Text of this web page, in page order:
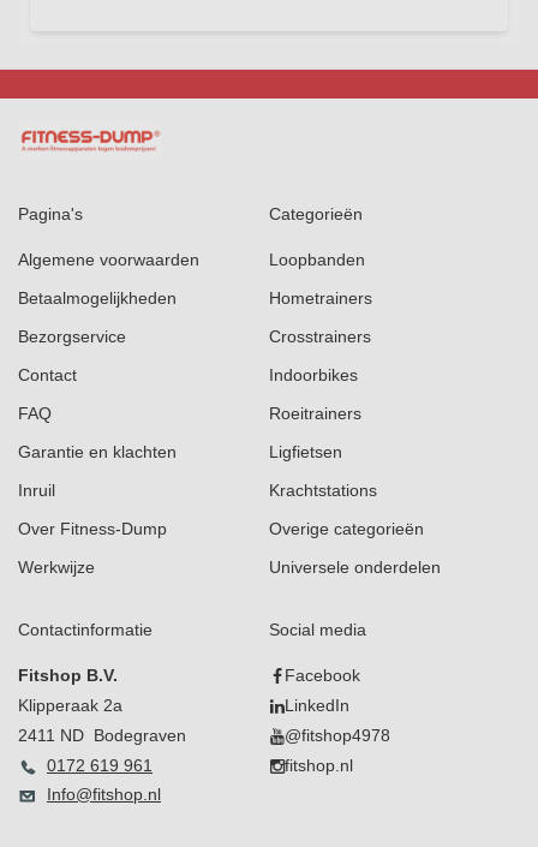
Pagina's
Algemene voorwaarden
Betaalmogelijkheden
Bezorgservice
Contact
FAQ
Garantie en klachten
Inruil
Over Fitness-Dump
Werkwijze
Categorieën
Loopbanden
Hometrainers
Crosstrainers
Indoorbikes
Roeitrainers
Ligfietsen
Krachtstations
Overige categorieën
Universele onderdelen
Contactinformatie
Fitshop B.V.
Klipperaak 2a
2411 ND Bodegraven
0172 619 961
Info@fitshop.nl
Social media
Facebook
LinkedIn
@fitshop4978
fitshop.nl